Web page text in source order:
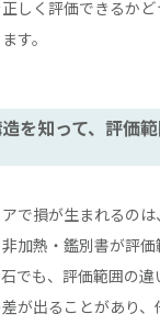
しく評価できるか
す。
を知って、評価
で損が生まれるの
加熱・鑑別書が評
でも、評価範囲の
が出ることがあり、